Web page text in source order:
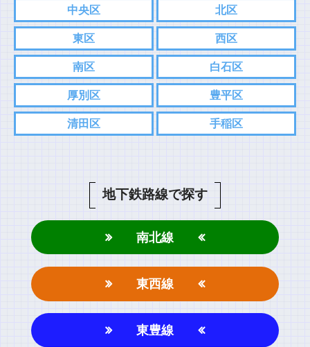
中央区 北区
東区 西区
南区 白石区
厚別区 豊平区
清田区 手稲区
地下鉄路線で探す
南北線
東西線
東豊線